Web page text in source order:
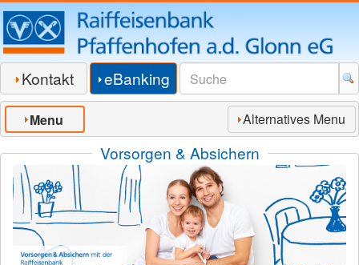
Kontakt eBanking
Menu Alternatives Menu
Vorsorgen & Absichern